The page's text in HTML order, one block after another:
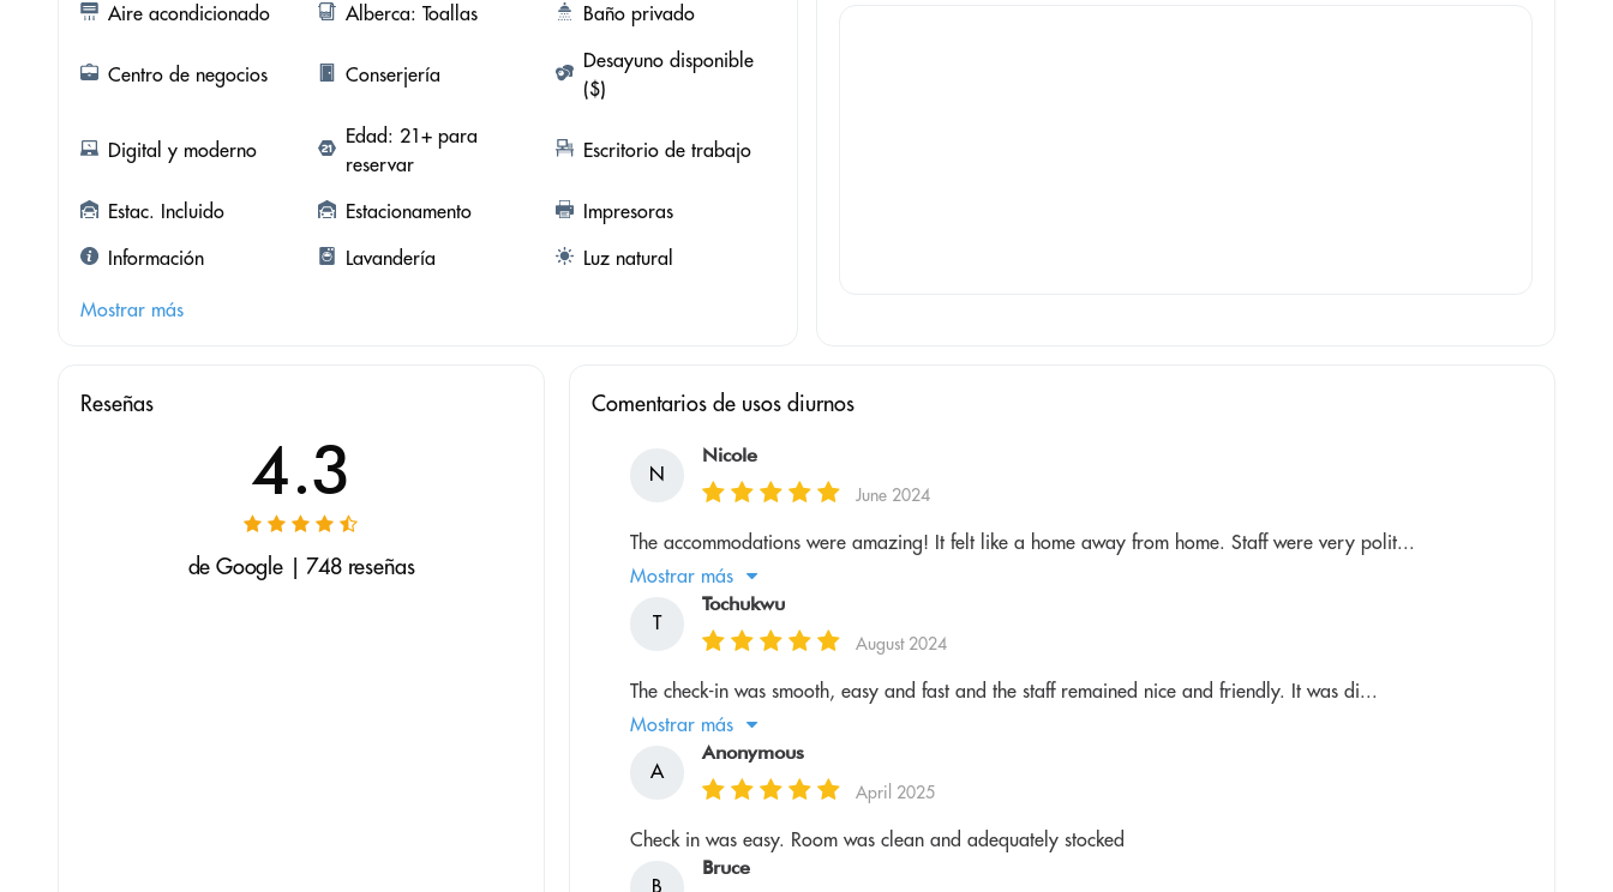
Aire acondicionado
Alberca: Toallas Baño privado
Centro de negocios Conserjería
Desayuno disponible
($)
Digital y moderno
Edad: 21+ para
reservar
Escritorio de trabajo
Estac. Incluido Estacionamento
Impresoras
Información
Lavandería Luz natural
Mostrar más
Reseñas
4.3
de Google | 748 reseñas
Comentarios de usos diurnos
N
Nicole
June 2024
The accommodations were amazing! It felt like a home away from home. Staff were very polit...
Mostrar más
T
Tochukwu
August 2024
The check-in was smooth, easy and fast and the staff remained nice and friendly. It was di...
Mostrar más
A
Anonymous
April 2025
Check in was easy. Room was clean and adequately stocked
B
Bruce